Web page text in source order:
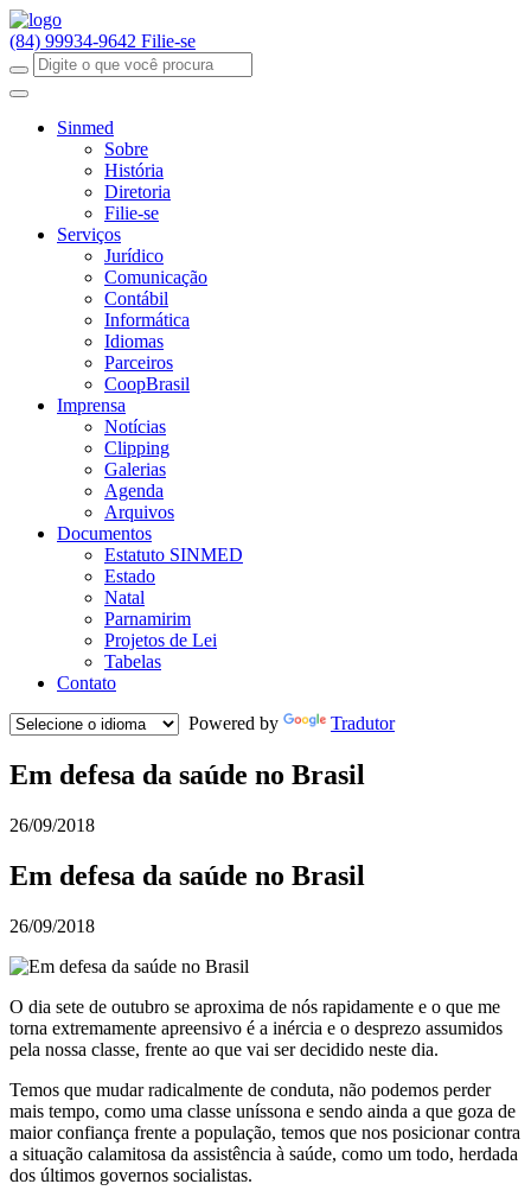
(84) 99934-9642 Filie-se
Sinmed
Sobre
História
Diretoria
Filie-se
Serviços
Jurídico
Comunicação
Contábil
Informática
Idiomas
Parceiros
CoopBrasil
Imprensa
Notícias
Clipping
Galerias
Agenda
Arquivos
Documentos
Estatuto SINMED
Estado
Natal
Parnamirim
Projetos de Lei
Tabelas
Contato
Powered by
Tradutor
Em defesa da saúde no Brasil
26/09/2018
Em defesa da saúde no Brasil
26/09/2018
O dia sete de outubro se aproxima de nós rapidamente e o que me
torna extremamente apreensivo é a inércia e o desprezo assumidos
pela nossa classe, frente ao que vai ser decidido neste dia.
Temos que mudar radicalmente de conduta, não podemos perder
mais tempo, como uma classe uníssona e sendo ainda a que goza de
maior confiança frente a população, temos que nos posicionar contra
a situação calamitosa da assistência à saúde, como um todo, herdada
dos últimos governos socialistas.